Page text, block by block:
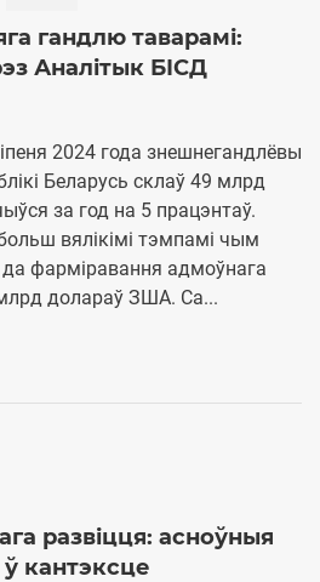
гандлю таварамі:
Аналітык БІСД
2024 года знешнегандлёвы
Беларусь склаў 49 млрд
за год на 5 працэнтаў.
вялікімі тэмпамі чым
фарміравання адмоўнага
долараў ЗША. Са...
развіцця: асноўныя
ў кантэксце